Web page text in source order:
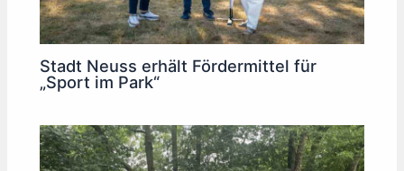
Stadt Neuss erhält Fördermittel für
„Sport im Park“